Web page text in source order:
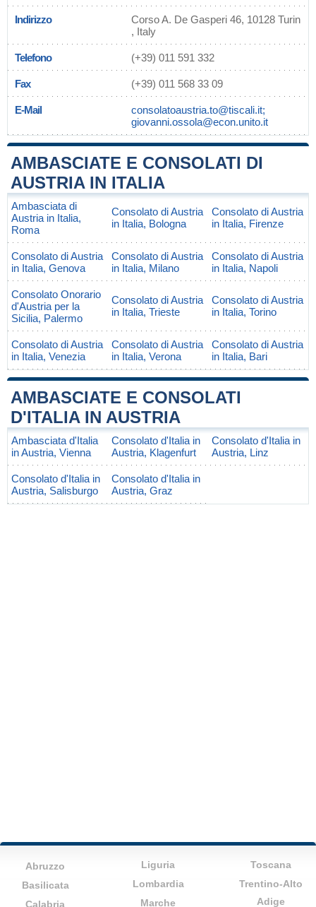
Indirizzo
Corso A. De Gasperi 46, 10128 Turin
, Italy
Telefono (+39) 011 591 332
Fax (+39) 011 568 33 09
E-Mail
consolatoaustria.to@tiscali.it;
giovanni.ossola@econ.unito.it
AMBASCIATE E CONSOLATI DI
AUSTRIA IN ITALIA
Ambasciata di
Austria in Italia,
Roma
Consolato di Austria
in Italia, Bologna
Consolato di Austria
in Italia, Firenze
Consolato di Austria
in Italia, Genova
Consolato di Austria
in Italia, Milano
Consolato di Austria
in Italia, Napoli
Consolato Onorario
d'Austria per la
Sicilia, Palermo
Consolato di Austria
in Italia, Trieste
Consolato di Austria
in Italia, Torino
Consolato di Austria
in Italia, Venezia
Consolato di Austria
in Italia, Verona
Consolato di Austria
in Italia, Bari
AMBASCIATE E CONSOLATI
D'ITALIA IN AUSTRIA
Ambasciata d'Italia
in Austria, Vienna
Consolato d'Italia in
Austria, Klagenfurt
Consolato d'Italia in
Austria, Linz
Consolato d'Italia in
Austria, Salisburgo
Consolato d'Italia in
Austria, Graz
Abruzzo
Basilicata
Calabria
Liguria
Lombardia
Marche
Toscana
Trentino-Alto
Adige